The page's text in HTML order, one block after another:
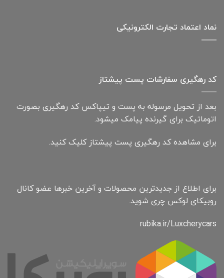
نماد اعتماد تجارت الكترونیكی
کد رهگیری سفارشات پست پیشتاز
بعد از تحویل مرسوله به پست و تیپاکس کد رهگیری بصورت
اتوماتیک برای گیرنده پیامک میشود.
برای مشاهده کد رهگیری پست پیشتاز کلیک کنید.
برای اطلاع از جدیدترین محصولات و آخرین خبرها عضو کانال
روبیکای لوکس چری شوید.
rubika.ir/Luxcherycars